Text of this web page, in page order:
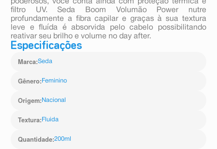
poderosos, você conta ainda com proteção térmica e
filtro UV. Seda Boom Volumão Power nutre
profundamente a fibra capilar e graças à sua textura
leve e fluída é absorvida pelo cabelo possibilitando
reativar seu brilho e volume no day after.
Especificações
Marca:Seda
Gênero: Feminino
Origem: Nacional
Textura: Fluida
Quantidade:200ml